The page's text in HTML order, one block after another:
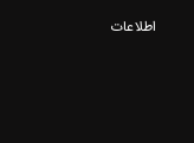
اطلاعات